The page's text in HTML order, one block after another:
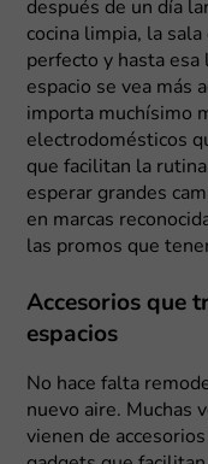
después de un día
cocina limpia, la
perfecto y hasta esa
espacio se vea más
importa muchísimo
electrodomésticos
que facilitan la
esperar grandes
en marcas
las promos que
Accesorios que
espacios
No hace falta
nuevo aire. Muchas
vienen de